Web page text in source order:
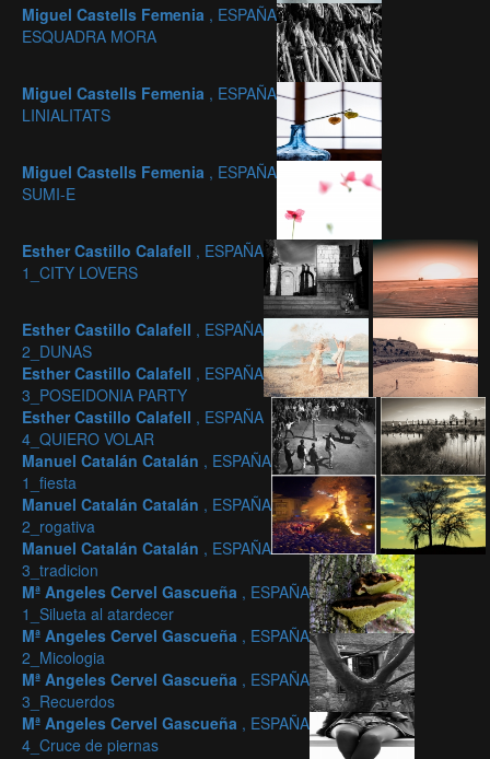
Miguel Castells Femenia , ESPAÑA
ESQUADRA MORA
Miguel Castells Femenia , ESPAÑA
LINIALITATS
Miguel Castells Femenia , ESPAÑA
SUMI-E
Esther Castillo Calafell , ESPAÑA
1_CITY LOVERS
Esther Castillo Calafell , ESPAÑA
2_DUNAS
Esther Castillo Calafell , ESPAÑA
3_POSEIDONIA PARTY
Esther Castillo Calafell , ESPAÑA
4_QUIERO VOLAR
Manuel Catalán Catalán , ESPAÑA
1_fiesta
Manuel Catalán Catalán , ESPAÑA
2_rogativa
Manuel Catalán Catalán , ESPAÑA
3_tradicion
Mª Angeles Cervel Gascueña , ESPAÑA
1_Silueta al atardecer
Mª Angeles Cervel Gascueña , ESPAÑA
2_Micologia
Mª Angeles Cervel Gascueña , ESPAÑA
3_Recuerdos
Mª Angeles Cervel Gascueña , ESPAÑA
4_Cruce de piernas